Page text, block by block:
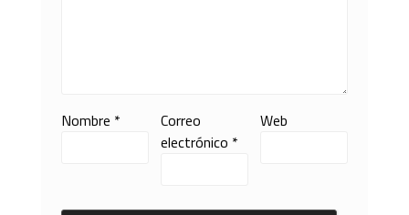
Nombre *
Correo
electrónico *
Web